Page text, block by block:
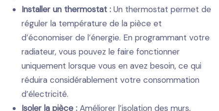
Installer un thermostat : Un thermostat permet de
réguler la température de la pièce et
d’économiser de l’énergie. En programmant votre
radiateur, vous pouvez le faire fonctionner
uniquement lorsque vous en avez besoin, ce qui
réduira considérablement votre consommation
d’électricité.
Isoler la pièce : Améliorer l’isolation des murs,